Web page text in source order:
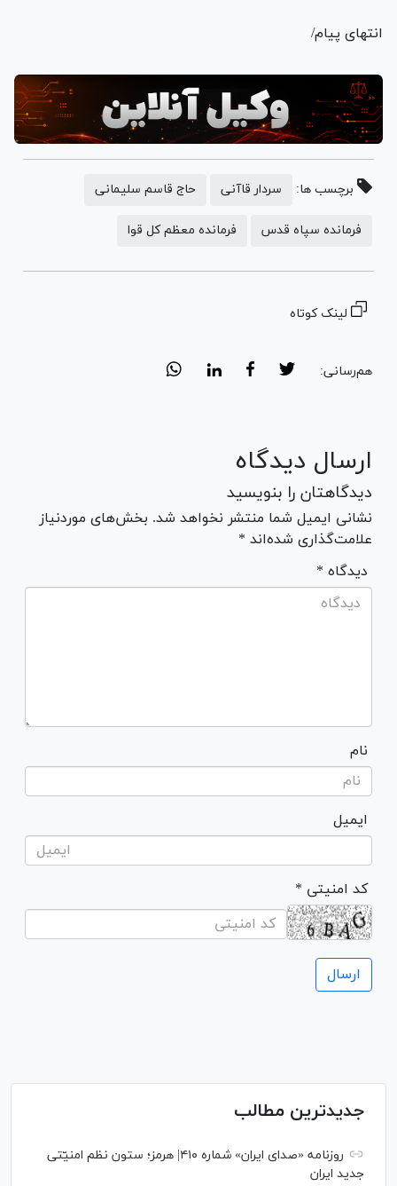
انتهای پیام/
برچسب ها: سردار قاآنی حاج قاسم سلیمانی
فرمانده سپاه قدس فرمانده معظم کل قوا
لینک کوتاه
هم‌رسانی:
ارسال دیدگاه
دیدگاهتان را بنویسید
نشانی ایمیل شما منتشر نخواهد شد. بخش‌های موردنیاز
علامت‌گذاری شده‌اند *
* دیدگاه
نام
ایمیل
* کد امنیتی
جدیدترین مطالب
روزنامه «صدای ایران» شماره ۴۱۰| هرمز؛ ستون نظم امنیّتی
جدید ایران